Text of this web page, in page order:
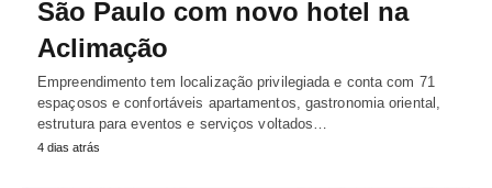
São Paulo com novo hotel na
Aclimação
Empreendimento tem localização privilegiada e conta com 71
espaçosos e confortáveis apartamentos, gastronomia oriental,
estrutura para eventos e serviços voltados…
4 dias atrás